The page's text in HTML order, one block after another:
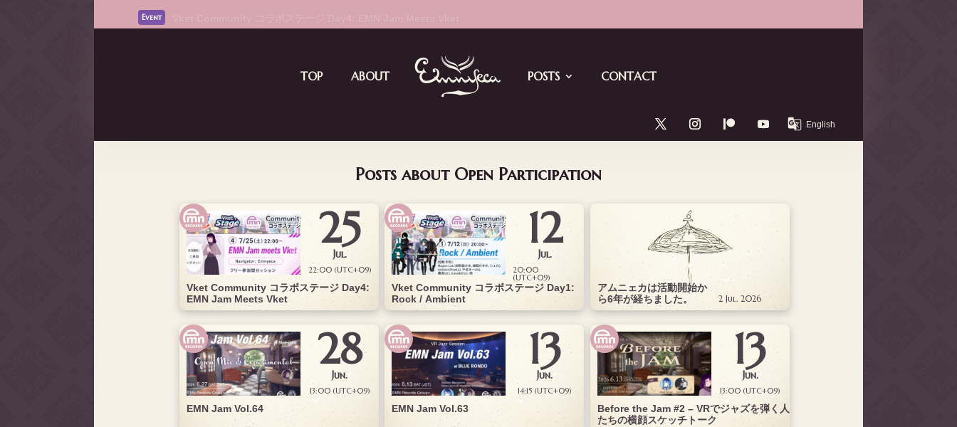
Event
TOP ABOUT POSTS CONTACT
Posts about Open Participation
Vket Community コラボステージ Day4:
EMN Jam Meets Vket
25
Jul.
22:00 (UTC+09)
EMN Jam Vol.64
28
Jun.
13:00 (UTC+09)
Vket Community コラボステージ Day1:
Rock / Ambient
12
Jul.
20:00
(UTC+09)
EMN Jam Vol.63
13
Jun.
14:15 (UTC+09)
アムニェカは活動開始か
ら6年が経ちました。
2 Jul. 2026
Before the Jam #2 – VRでジャズを弾く人
たちの横顔スケッチトーク
13
Jun.
13:00 (UTC+09)